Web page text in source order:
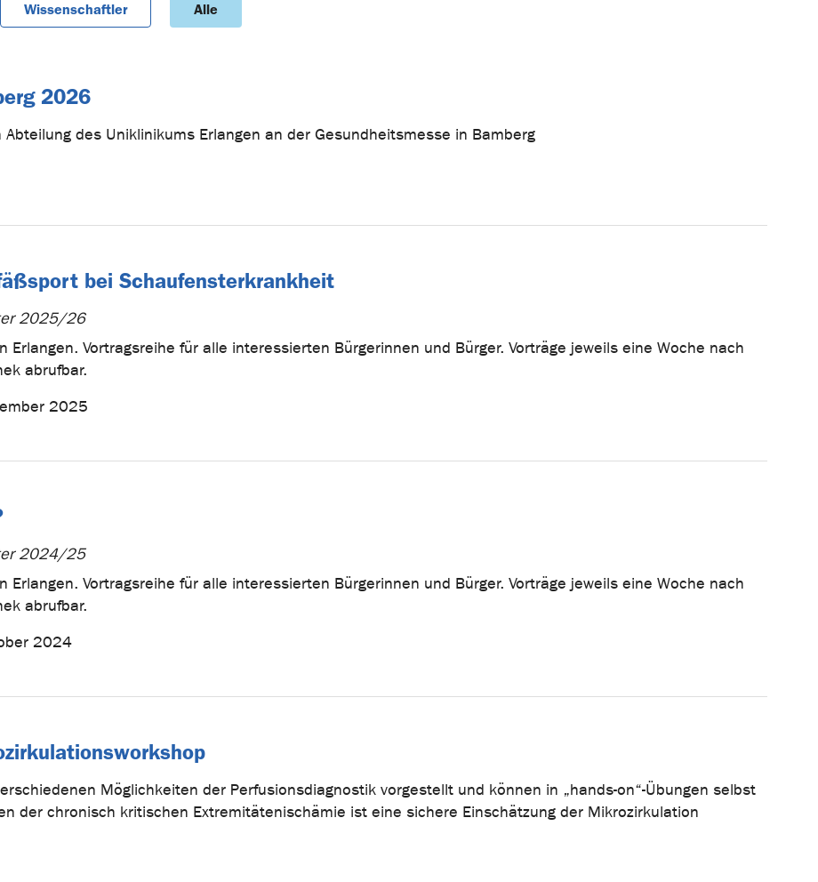
Wissenschaftler Alle
2026
des Uniklinikums Erlangen an der Gesundheitsmesse in Bamberg
bei Schaufensterkrankheit
2025/26
Erlangen. Vortragsreihe für alle interessierten Bürgerinnen und Bürger. Vorträge jeweils eine Woche nach
abrufbar.
2025
2024/25
Erlangen. Vortragsreihe für alle interessierten Bürgerinnen und Bürger. Vorträge jeweils eine Woche nach
abrufbar.
2024
Möglichkeiten der Perfusionsdiagnostik vorgestellt und können in „hands-on“-Übungen selbst
der chronisch kritischen Extremitätenischämie ist eine sichere Einschätzung der Mikrozirkulation